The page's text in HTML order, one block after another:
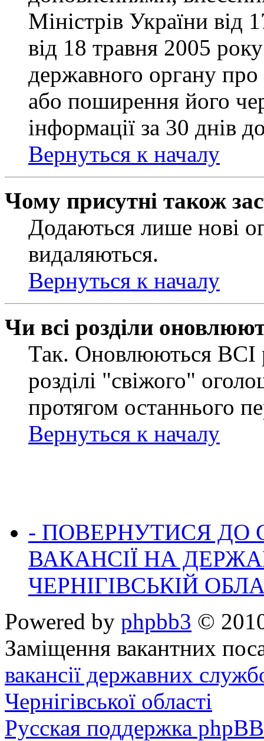
Міністрів України від
від 18 травня 2005
державного органу
або поширення його
інформації за 30 днів
Вернуться к началу
Чому присутні також
Додаються лише нові
видаляються.
Вернуться к началу
Чи всі розділи
Так. Оновлюються ВСІ
розділі "свіжого"
протягом останнього
Вернуться к началу
- ПОВЕРНУТИСЯ ДО
ВАКАНСІЇ НА
ЧЕРНІГІВСЬКІЙ
Powered by phpbb3 ©
Заміщення вакантних
вакансії державних
Чернігівської області
Русская поддержка phpBB